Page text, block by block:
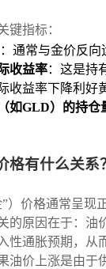
键指标：
：通常与金价反向
收益率：这是持
收益率下降利好
如GLD）的持仓
格有什么关系
）价格通常呈现
的原因在于：油
性通胀预期，从
油价上涨是由于